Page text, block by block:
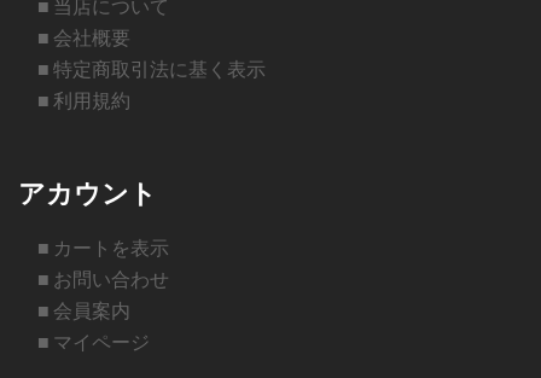
■ 当店について
■ 会社概要
■ 特定商取引法に基く表示
■ 利用規約
アカウント
■ カートを表示
■ お問い合わせ
■ 会員案内
■ マイページ